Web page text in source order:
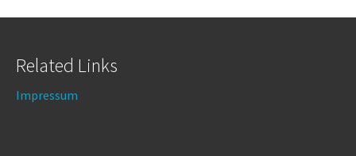
Related Links
Impressum